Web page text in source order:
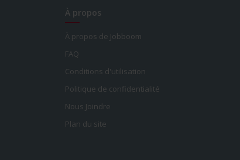
À propos
À propos de Jobboom
FAQ
Conditions d'utilisation
Politique de confidentialité
Nous Joindre
Plan du site